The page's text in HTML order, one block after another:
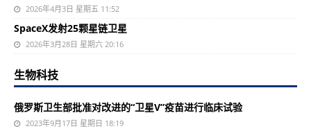
2026年4月3日 星期五 11:52
SpaceX发射25颗星链卫星
2026年3月28日 星期六 20:16
生物科技
俄罗斯卫生部批准对改进的“卫星V”疫苗进行临床试验
2023年9月17日 星期日 18:19